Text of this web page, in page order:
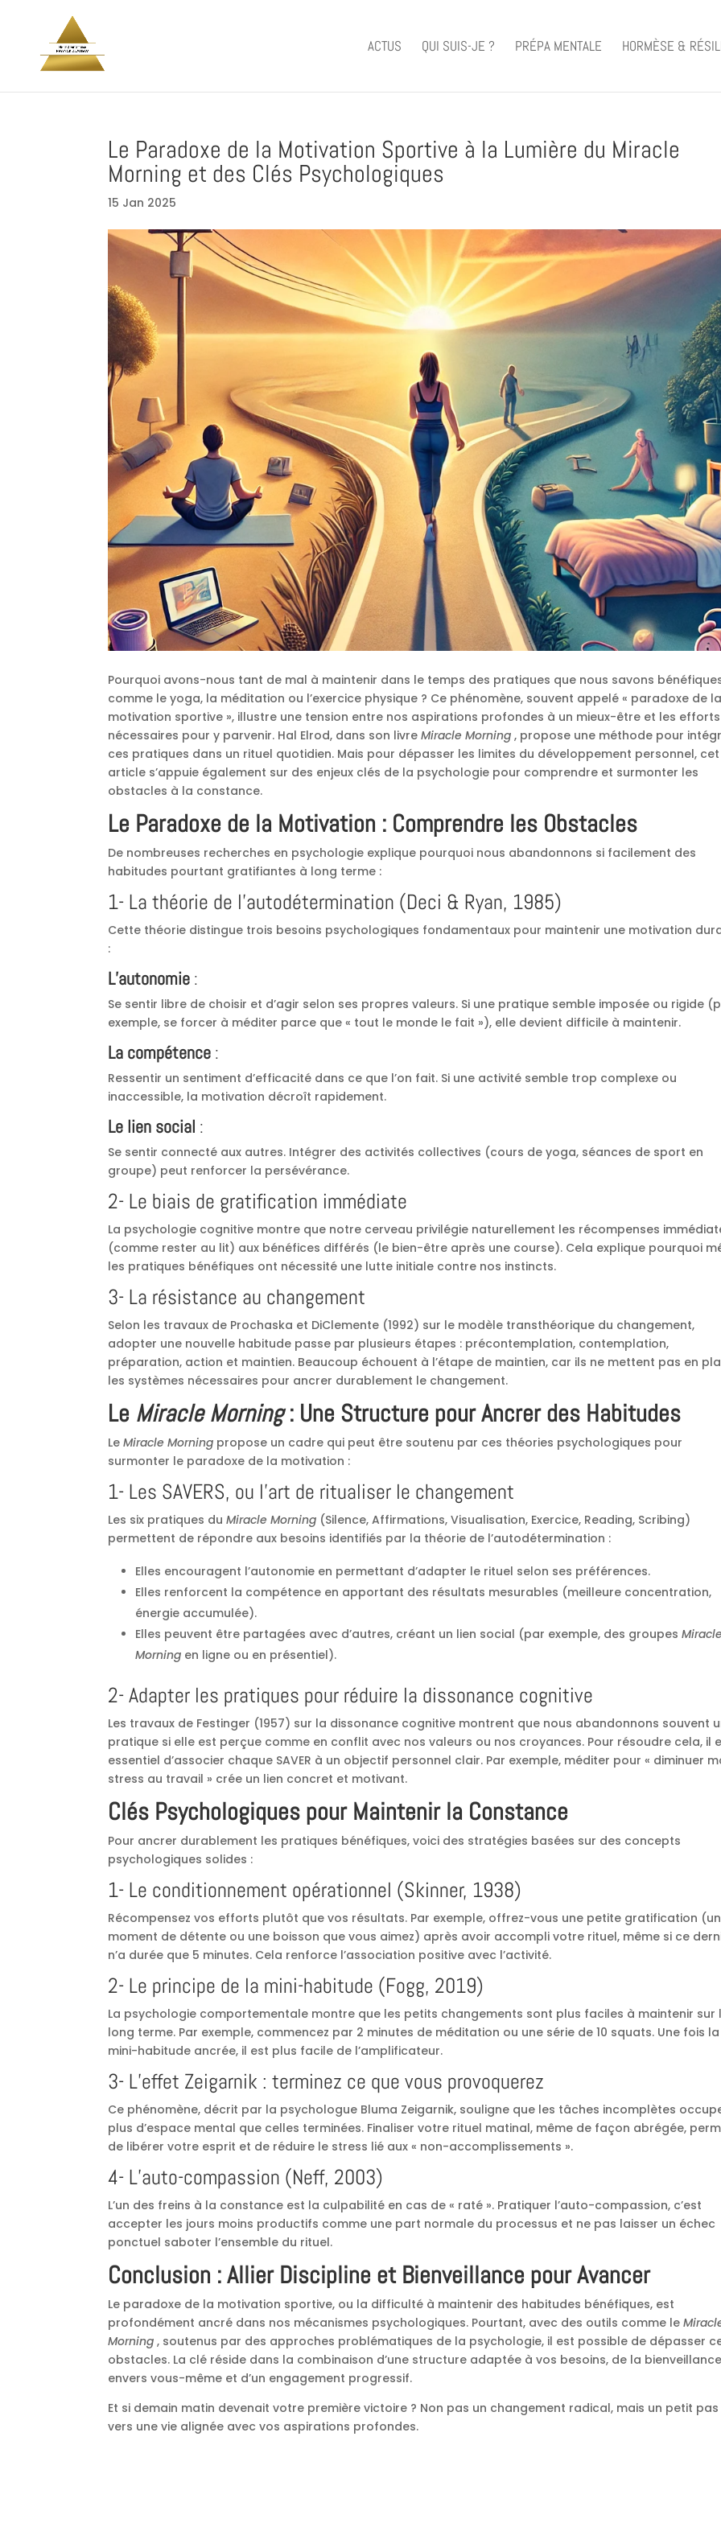
ACTUS QUI SUIS-JE ? PRÉPA MENTALE HORMÈSE &
Le Paradoxe de la Motivation Sportive à la Lumière du Miracle
Morning et des Clés Psychologiques
15 Jan 2025
Pourquoi avons-nous tant de mal à maintenir dans le temps des pratiques que nous savons
comme le yoga, la méditation ou l’exercice physique ? Ce phénomène, souvent appelé « paradoxe de la
motivation sportive », illustre une tension entre nos aspirations profondes à un mieux-être et les efforts
nécessaires pour y parvenir. Hal Elrod, dans son livreMiracle Morning , propose une méthode pour
ces pratiques dans un rituel quotidien. Mais pour dépasser les limites du développement personnel, cet
article s’appuie également sur des enjeux clés de la psychologie pour comprendre et surmonter les
obstacles à la constance.
Le Paradoxe de la Motivation : Comprendre les Obstacles
De nombreuses recherches en psychologie explique pourquoi nous abandonnons si facilement des
habitudes pourtant gratifiantes à long terme :
1- La théorie de l’autodétermination (Deci & Ryan, 1985)
Cette théorie distingue trois besoins psychologiques fondamentaux pour maintenir une motivation
:
L’autonomie :
Se sentir libre de choisir et d’agir selon ses propres valeurs. Si une pratique semble imposée ou rigide
exemple, se forcer à méditer parce que « tout le monde le fait »), elle devient difficile à maintenir.
La compétence :
Ressentir un sentiment d’efficacité dans ce que l’on fait. Si une activité semble trop complexe ou
inaccessible, la motivation décroît rapidement.
Le lien social :
Se sentir connecté aux autres. Intégrer des activités collectives (cours de yoga, séances de sport en
groupe) peut renforcer la persévérance.
2- Le biais de gratification immédiate
La psychologie cognitive montre que notre cerveau privilégie naturellement les récompenses
(comme rester au lit) aux bénéfices différés (le bien-être après une course). Cela explique pourquoi
les pratiques bénéfiques ont nécessité une lutte initiale contre nos instincts.
3- La résistance au changement
Selon les travaux de Prochaska et DiClemente (1992) sur le modèle transthéorique du changement,
adopter une nouvelle habitude passe par plusieurs étapes : précontemplation, contemplation,
préparation, action et maintien. Beaucoup échouent à l’étape de maintien, car ils ne mettent pas en
les systèmes nécessaires pour ancrer durablement le changement.
Le Miracle Morning: Une Structure pour Ancrer des Habitudes
LeMiracle Morning propose un cadre qui peut être soutenu par ces théories psychologiques pour
surmonter le paradoxe de la motivation :
1- Les SAVERS, ou l’art de ritualiser le changement
Les six pratiques duMiracle Morning (Silence, Affirmations, Visualisation, Exercice, Reading, Scribing)
permettent de répondre aux besoins identifiés par la théorie de l’autodétermination :
Elles encouragent l’autonomie en permettant d’adapter le rituel selon ses préférences.
Elles renforcent la compétence en apportant des résultats mesurables (meilleure concentration,
énergie accumulée).
Elles peuvent être partagées avec d’autres, créant un lien social (par exemple, des groupesMiracle
Morning en ligne ou en présentiel).
2- Adapter les pratiques pour réduire la dissonance cognitive
Les travaux de Festinger (1957) sur la dissonance cognitive montrent que nous abandonnons souvent
pratique si elle est perçue comme en conflit avec nos valeurs ou nos croyances. Pour résoudre cela, il
essentiel d’associer chaque SAVER à un objectif personnel clair. Par exemple, méditer pour « diminuer
stress au travail » crée un lien concret et motivant.
Clés Psychologiques pour Maintenir la Constance
Pour ancrer durablement les pratiques bénéfiques, voici des stratégies basées sur des concepts
psychologiques solides :
1- Le conditionnement opérationnel (Skinner, 1938)
Récompensez vos efforts plutôt que vos résultats. Par exemple, offrez-vous une petite gratification (un
moment de détente ou une boisson que vous aimez) après avoir accompli votre rituel, même si ce
n’a durée que 5 minutes. Cela renforce l’association positive avec l’activité.
2- Le principe de la mini-habitude (Fogg, 2019)
La psychologie comportementale montre que les petits changements sont plus faciles à maintenir sur
long terme. Par exemple, commencez par 2 minutes de méditation ou une série de 10 squats. Une fois la
mini-habitude ancrée, il est plus facile de l’amplificateur.
3- L’effet Zeigarnik : terminez ce que vous provoquerez
Ce phénomène, décrit par la psychologue Bluma Zeigarnik, souligne que les tâches incomplètes
plus d’espace mental que celles terminées. Finaliser votre rituel matinal, même de façon abrégée,
de libérer votre esprit et de réduire le stress lié aux « non-accomplissements ».
4- L’auto-compassion (Neff, 2003)
L’un des freins à la constance est la culpabilité en cas de « raté ». Pratiquer l’auto-compassion, c’est
accepter les jours moins productifs comme une part normale du processus et ne pas laisser un échec
ponctuel saboter l’ensemble du rituel.
Conclusion : Allier Discipline et Bienveillance pour Avancer
Le paradoxe de la motivation sportive, ou la difficulté à maintenir des habitudes bénéfiques, est
profondément ancré dans nos mécanismes psychologiques. Pourtant, avec des outils comme le
Morning , soutenus par des approches problématiques de la psychologie, il est possible de dépasser
obstacles. La clé réside dans la combinaison d’une structure adaptée à vos besoins, de la bienveillance
envers vous-même et d’un engagement progressif.
Et si demain matin devenait votre première victoire ? Non pas un changement radical, mais un petit pas
vers une vie alignée avec vos aspirations profondes.